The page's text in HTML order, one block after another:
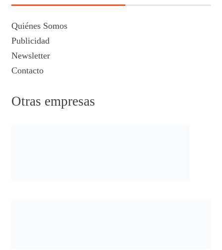
Quiénes Somos
Publicidad
Newsletter
Contacto
Otras empresas